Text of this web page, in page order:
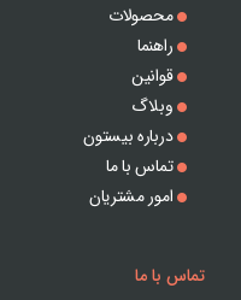
محصولات
راهنما
قوانین
وبلاگ
درباره بیستون
تماس با ما
امور مشتریان
تماس با ما